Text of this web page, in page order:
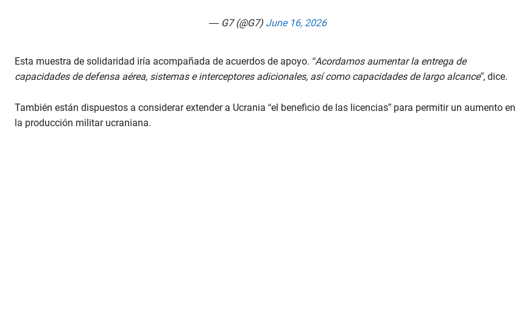
— G7 (@G7) June 16, 2026
Esta muestra de solidaridad iría acompañada de acuerdos de apoyo. “Acordamos aumentar la entrega de
capacidades de defensa aérea, sistemas e interceptores adicionales, así como capacidades de largo alcance”, dice.
También están dispuestos a considerar extender a Ucrania “el beneficio de las licencias” para permitir un aumento en
la producción militar ucraniana.